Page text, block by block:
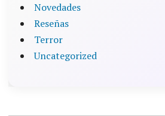
Novedades
Reseñas
Terror
Uncategorized